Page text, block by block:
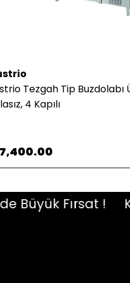
Tezgah Tip Buzdolabı
4 Kapılı
Fırsat !